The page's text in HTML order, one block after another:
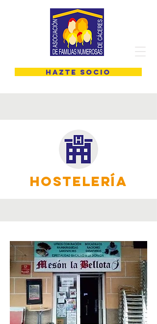
HAZTE SOCIO
HOSTELERÍA